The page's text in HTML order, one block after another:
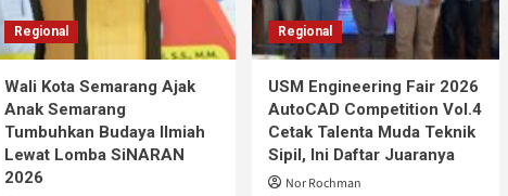
Regional
Wali Kota Semarang Ajak
Anak Semarang
Tumbuhkan Budaya Ilmiah
Lewat Lomba SiNARAN
2026
Regional
USM Engineering Fair 2026
AutoCAD Competition Vol.4
Cetak Talenta Muda Teknik
Sipil, Ini Daftar Juaranya
Nor Rochman